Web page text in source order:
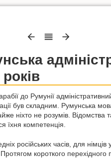
до Румунії
був складним. Румунська
ніхто не розумів. Відомства
їхня компетенція.
російських часів, для
короткого